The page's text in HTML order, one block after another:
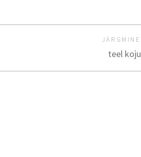
JÄRGMINE
teel koju